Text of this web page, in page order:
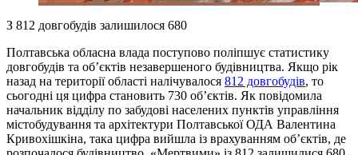
З 812 довгобудів залишилося 680
Полтавська обласна влада поступово поліпшує статистику
довгобудів та об’єктів незавершеного будівництва. Якщо рік
назад на території області налічувалося 812 довгобудів, то
сьогодні ця цифра становить 730 об’єктів. Як повідомила
начальник відділу по забудові населених пунктів управління
містобудування та архітектури Полтавської ОДА Валентина
Кривохішкіна, така цифра вийшла із врахуванням об’єктів, де